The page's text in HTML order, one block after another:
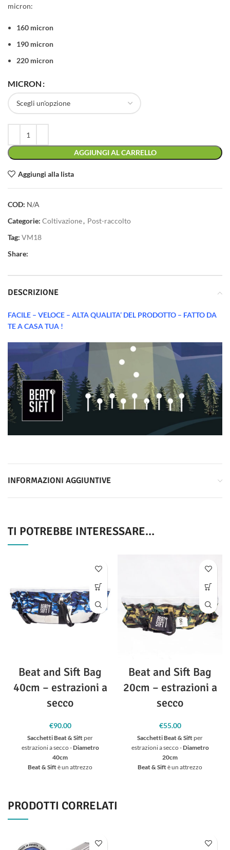
micron:
160 micron
190 micron
220 micron
MICRON
AGGIUNGI AL CARRELLO
Aggiungi alla lista
COD: N/A
Categorie: Coltivazione, Post-raccolto
Tag: VM18
Share:
DESCRIZIONE
FACILE – VELOCE – ALTA QUALITA’ DEL PRODOTTO – FATTO DA
TE A CASA TUA !
INFORMAZIONI AGGIUNTIVE
TI POTREBBE INTERESSARE…
Beat and Sift Bag
40cm – estrazioni a
secco
€90.00
Sacchetti Beat & Siftper
estrazioni a secco -Diametro
40cm
Beat & Siftè un attrezzo
Realizzato con materiali resistenti
per garantire sempre la massima
Beat and Sift Bag
20cm – estrazioni a
secco
€55.00
Sacchetti Beat & Siftper
estrazioni a secco -Diametro
20cm
Beat & Siftè un attrezzo
per garantire sempre la massima
PRODOTTI CORRELATI